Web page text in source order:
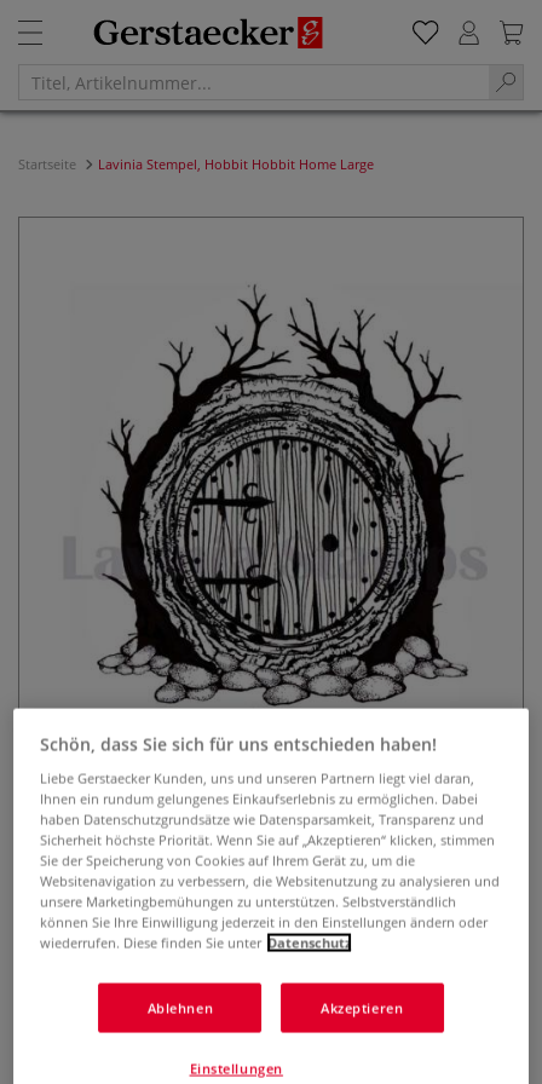
Startseite Lavinia Stempel, Hobbit Hobbit Home Large
Lavinia Stempel, Hobbit Hobbit
Home Large
0 Bewertungen
Der transparente Lavinia Stempel, Hobbit Hobbit Home
Large ist optimal geeignet, um mit Hilfe eines Acryl-
Stempelblocks zauberhafte Karten, Einladungen,
wiederverwendbar. Format 8 cm x 7 cm.
Mehr
Schön, dass Sie sich für uns entschieden haben!
Liebe Gerstaecker Kunden, uns und unseren Partnern liegt viel daran,
Ihnen ein rundum gelungenes Einkaufserlebnis zu ermöglichen. Dabei
haben Datenschutzgrundsätze wie Datensparsamkeit, Transparenz und
Sicherheit höchste Priorität. Wenn Sie auf „Akzeptieren“ klicken, stimmen
Sie der Speicherung von Cookies auf Ihrem Gerät zu, um die
Websitenavigation zu verbessern, die Websitenutzung zu analysieren und
unsere Marketingbemühungen zu unterstützen. Selbstverständlich
können Sie Ihre Einwilligung jederzeit in den Einstellungen ändern oder
wiederrufen. Diese finden Sie unter Datenschutz
Ablehnen Akzeptieren
Einstellungen